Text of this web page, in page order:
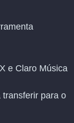
e Claro Música
transferir para o